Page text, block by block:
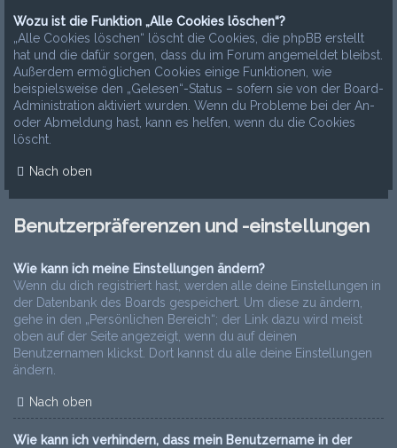
Wozu ist die Funktion „Alle Cookies löschen“?
„Alle Cookies löschen“ löscht die Cookies, die phpBB erstellt
hat und die dafür sorgen, dass du im Forum angemeldet bleibst.
Außerdem ermöglichen Cookies einige Funktionen, wie
beispielsweise den „Gelesen“-Status – sofern sie von der Board-
Administration aktiviert wurden. Wenn du Probleme bei der An-
oder Abmeldung hast, kann es helfen, wenn du die Cookies
löscht.
Nach oben
Benutzerpräferenzen und -einstellungen
Wie kann ich meine Einstellungen ändern?
Wenn du dich registriert hast, werden alle deine Einstellungen in
der Datenbank des Boards gespeichert. Um diese zu ändern,
gehe in den „Persönlichen Bereich“; der Link dazu wird meist
oben auf der Seite angezeigt, wenn du auf deinen
Benutzernamen klickst. Dort kannst du alle deine Einstellungen
ändern.
Nach oben
Wie kann ich verhindern, dass mein Benutzername in der